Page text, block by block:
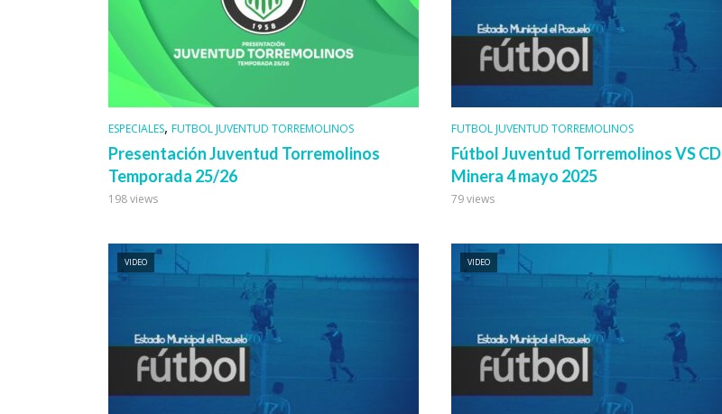
ESPECIALES, FUTBOL JUVENTUD TORREMOLINOS
Presentación Juventud Torremolinos
Temporada 25/26
198 views
FUTBOL JUVENTUD TORREMOLINOS
Fútbol Juventud Torremolinos VS CD
Minera 4 mayo 2025
79 views
VIDEO VIDEO